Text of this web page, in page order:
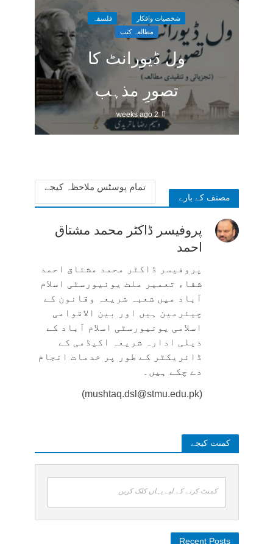
شخصیات وافکار
فلسفہ
مطالعہ کتب
ول ڈیورانٹ کا
تصورِ مذہب
2 weeks ago
مصنف کے بارے
تمام پوسٹس ملاحظہ کیجے
پروفیسر ڈاکٹر محمد مشتاق
احمد
پروفیسر ڈاکٹر محمد مشتاق احمد
شفاء تعمیر ملت یونیورسٹی اسلام
آباد میں شعبہ شریعہ وقانون کے
چیئرمین ہیں اور بین الاقوامی
اسلامی یونیورسٹی اسلام آباد کے
ذیلی ادارہ شریعہ اکیڈمی کے
ڈائریکٹر کے طور پر خدمات انجام
دے چکے ہیں۔
(mushtaq.dsl@stmu.edu.pk)
کمنت کیجے
کمنٹ کرنے کے لیے یہاں کلک کریں
Recent Posts